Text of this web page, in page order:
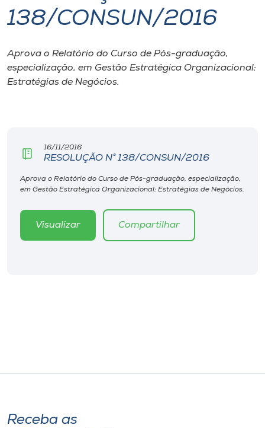
I.nova
Diplomados
Rádio
138/CONSUN/2016
Aprova o Relatório do Curso de Pós-graduação,
especialização, em Gestão Estratégica Organizacional:
Estratégias de Negócios.
16/11/2016
RESOLUÇÃO N° 138/CONSUN/2016
Aprova o Relatório do Curso de Pós-graduação, especialização,
em Gestão Estratégica Organizacional: Estratégias de Negócios.
Visualizar Compartilhar
Receba as